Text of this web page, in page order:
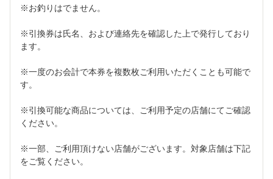
※お釣りはでません。
※引換券は氏名、および連絡先を確認した上で発行しており
ます。
※一度のお会計で本券を複数枚ご利用いただくことも可能で
す。
※引換可能な商品については、ご利用予定の店舗にてご確認
ください。
※一部、ご利用頂けない店舗がございます。対象店舗は下記
をご覧ください。